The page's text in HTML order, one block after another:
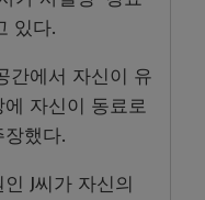
있다.
간에서 자신이 유
자신이 동료로
했다.
J씨가 자신의